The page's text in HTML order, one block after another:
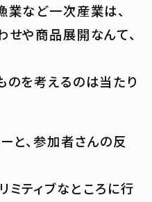
業など一次産業は、
せや商品展開なんて、
のを考えるのは当たり
と、参加者さんの反
ミティブなところに行